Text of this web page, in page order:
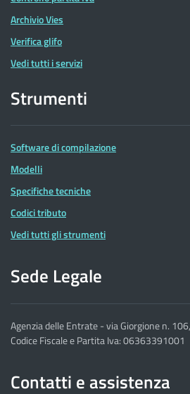
Archivio Vies
Verifica glifo
Vedi tutti i servizi
Strumenti
Software di compilazione
Modelli
Specifiche tecniche
Codici tributo
Vedi tutti gli strumenti
Sede Legale
Agenzia delle Entrate - via Giorgione n.
Codice Fiscale e Partita Iva: 06363391001
Contatti e assistenza